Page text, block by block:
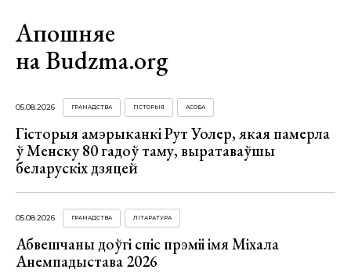
Апошняе
на Budzma.org
05.08.2026 ГРАМАДСТВА ГІСТОРЫЯ АСОБА
Гісторыя амэрыканкі Рут Уолер, якая памерла
ў Менску 80 гадоў таму, выратаваўшы
беларускіх дзяцей
05.08.2026 ГРАМАДСТВА ЛІТАРАТУРА
Абвешчаны доўгі спіс прэміі імя Міхала
Анемпадыстава 2026